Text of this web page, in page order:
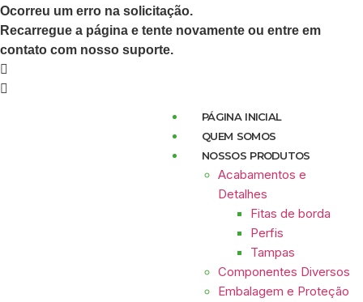
Ocorreu um erro na solicitação.
Recarregue a página e tente novamente ou entre em
contato com nosso suporte.
PÁGINA INICIAL
QUEM SOMOS
NOSSOS PRODUTOS
Acabamentos e
Detalhes
Fitas de borda
Perfis
Tampas
Componentes Diversos
Embalagem e Proteção